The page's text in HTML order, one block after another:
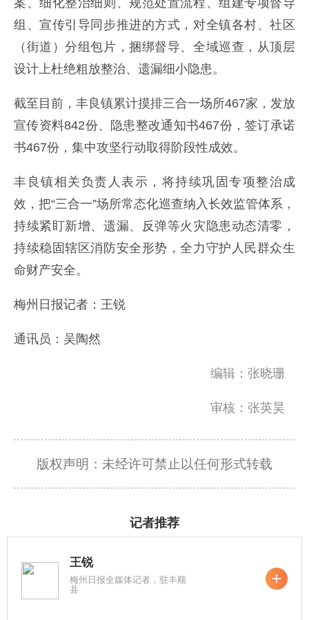
案、细化整治细则、规范处置流程、组建专项督导
组、宣传引导同步推进的方式，对全镇各村、社区
（街道）分组包片，捆绑督导、全域巡查，从顶层
设计上杜绝粗放整治、遗漏细小隐患。
截至目前，丰良镇累计摸排三合一场所467家，发放
宣传资料842份、隐患整改通知书467份，签订承诺
书467份，集中攻坚行动取得阶段性成效。
丰良镇相关负责人表示，将持续巩固专项整治成
效，把“三合一”场所常态化巡查纳入长效监管体系，
持续紧盯新增、遗漏、反弹等火灾隐患动态清零，
持续稳固辖区消防安全形势，全力守护人民群众生
命财产安全。
梅州日报记者：王锐
通讯员：吴陶然
编辑：张晓珊
审核：张英昊
版权声明：未经许可禁止以任何形式转载
记者推荐
王锐
梅州日报全媒体记者，驻丰顺
县